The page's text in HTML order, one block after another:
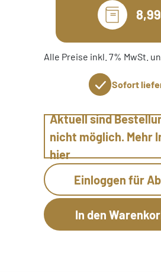
Alle Preise inkl. 7% MwSt.
Sofort
Aktuell sind
nicht möglich. Mehr
hier
Einloggen für